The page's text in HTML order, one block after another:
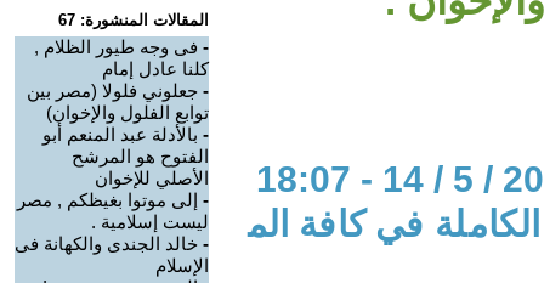
في كافة الم
المقالات المنشورة: 67
- فى وجه طيور الظلام ,
كلنا عادل إمام
- جعلوني فلولا (مصر بين
توابع الفلول والإخوان)
- بالأدلة عبد المنعم أبو
الفتوح هو المرشح
الأصلي للإخوان
- إلى موتوا بغيظكم , مصر
ليست إسلامية .
- خالد الجندى والكهانة فى
الإسلام